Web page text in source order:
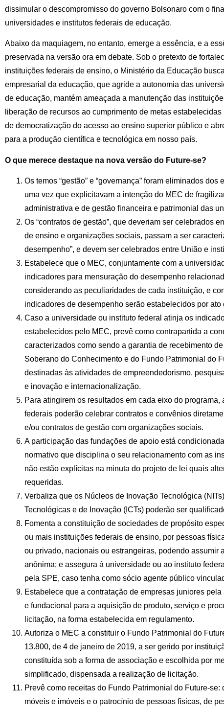
dissimular o descompromisso do governo Bolsonaro com o
universidades e institutos federais de educação.
Abaixo da maquiagem, no entanto, emerge a essência, e a
preservada na versão ora em debate. Sob o pretexto de
instituições federais de ensino, o Ministério da Educação
empresarial da educação, que agride a autonomia das
de educação, mantém ameaçada a manutenção das
liberação de recursos ao cumprimento de metas
de democratização do acesso ao ensino superior público e
para a produção científica e tecnológica em nosso país.
O que merece destaque na nova versão do Future-se?
Os temos “gestão” e “governança” foram eliminados
uma vez que explicitavam a intenção do MEC de
administrativa e de gestão financeira e patrimonial das
Os “contratos de gestão”, que deveriam ser celebrados
de ensino e organizações sociais, passam a ser
desempenho”, e devem ser celebrados entre União e
Estabelece que o MEC, conjuntamente com a
indicadores para mensuração do desempenho
considerando as peculiaridades de cada instituição, e
indicadores de desempenho serão estabelecidos por
Caso a universidade ou instituto federal atinja os
estabelecidos pelo MEC, prevê como contrapartida a
caracterizados como sendo a garantia de recebimento
Soberano do Conhecimento e do Fundo Patrimonial do
destinadas às atividades de empreendedorismo,
e inovação e internacionalização.
Para atingirem os resultados em cada eixo do
federais poderão celebrar contratos e convênios
e/ou contratos de gestão com organizações sociais.
A participação das fundações de apoio está
normativo que disciplina o seu relacionamento com as
não estão explícitas na minuta do projeto de lei quais
requeridas.
Verbaliza que os Núcleos de Inovação Tecnológica
Tecnológicas e de Inovação (ICTs) poderão ser
Fomenta a constituição de sociedades de propósito
ou mais instituições federais de ensino, por pessoas
ou privado, nacionais ou estrangeiras, podendo assumir
anônima; e assegura à universidade ou ao instituto
pela SPE, caso tenha como sócio agente público
Estabelece que a contratação de empresas juniores
e fundacional para a aquisição de produto, serviço e
licitação, na forma estabelecida em regulamento.
Autoriza o MEC a constituir o Fundo Patrimonial do
13.800, de 4 de janeiro de 2019, a ser gerido por
constituída sob a forma de associação e escolhida por
simplificado, dispensada a realização de licitação.
Prevê como receitas do Fundo Patrimonial do Future-
móveis e imóveis e o patrocínio de pessoas físicas, de